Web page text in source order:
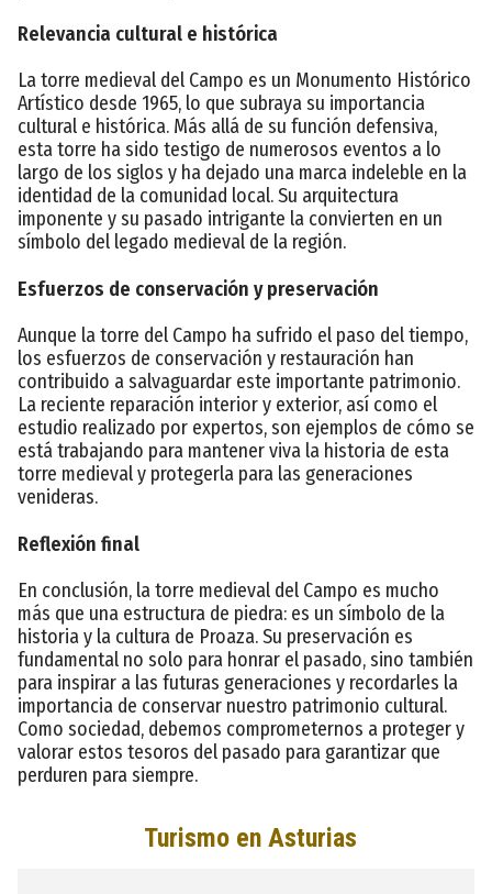
Relevancia cultural e histórica
La torre medieval del Campo es un Monumento Histórico
Artístico desde 1965, lo que subraya su importancia
cultural e histórica. Más allá de su función defensiva,
esta torre ha sido testigo de numerosos eventos a lo
largo de los siglos y ha dejado una marca indeleble en la
identidad de la comunidad local. Su arquitectura
imponente y su pasado intrigante la convierten en un
símbolo del legado medieval de la región.
Esfuerzos de conservación y preservación
Aunque la torre del Campo ha sufrido el paso del tiempo,
los esfuerzos de conservación y restauración han
contribuido a salvaguardar este importante patrimonio.
La reciente reparación interior y exterior, así como el
estudio realizado por expertos, son ejemplos de cómo se
está trabajando para mantener viva la historia de esta
torre medieval y protegerla para las generaciones
venideras.
Reflexión final
En conclusión, la torre medieval del Campo es mucho
más que una estructura de piedra: es un símbolo de la
historia y la cultura de Proaza. Su preservación es
fundamental no solo para honrar el pasado, sino también
para inspirar a las futuras generaciones y recordarles la
importancia de conservar nuestro patrimonio cultural.
Como sociedad, debemos comprometernos a proteger y
valorar estos tesoros del pasado para garantizar que
perduren para siempre.